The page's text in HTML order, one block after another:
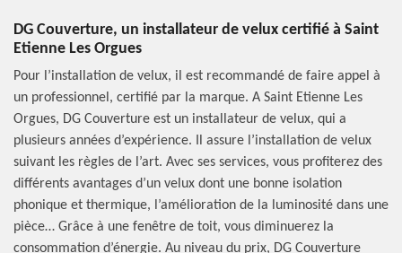
DG Couverture, un installateur de velux certifié à Saint
Etienne Les Orgues
Pour l’installation de velux, il est recommandé de faire appel à
un professionnel, certifié par la marque. A Saint Etienne Les
Orgues, DG Couverture est un installateur de velux, qui a
plusieurs années d’expérience. Il assure l’installation de velux
suivant les règles de l’art. Avec ses services, vous profiterez des
différents avantages d’un velux dont une bonne isolation
phonique et thermique, l’amélioration de la luminosité dans une
pièce… Grâce à une fenêtre de toit, vous diminuerez la
consommation d’énergie. Au niveau du prix, DG Couverture